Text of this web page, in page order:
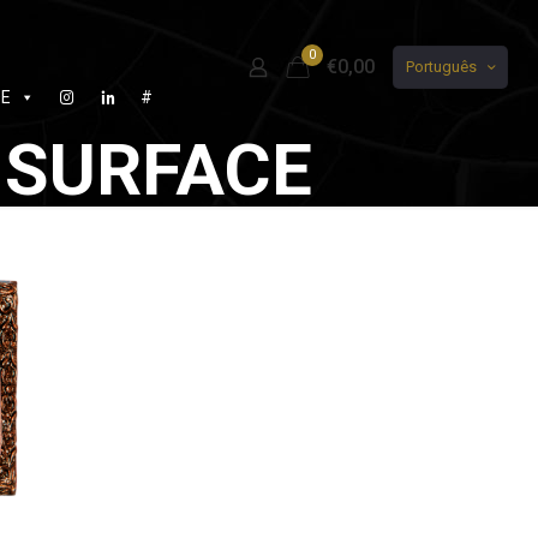
#
0
€0,00 Português